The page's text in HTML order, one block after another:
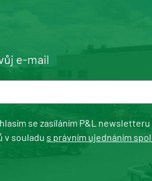
e-mail
se zasíláním P&L
v souladu s právním ujednáním